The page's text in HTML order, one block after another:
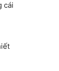
cái